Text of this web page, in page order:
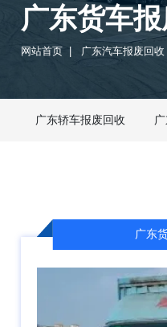
广东货车
网站首页 广东汽车报废回收
广东轿车报废回收
广东